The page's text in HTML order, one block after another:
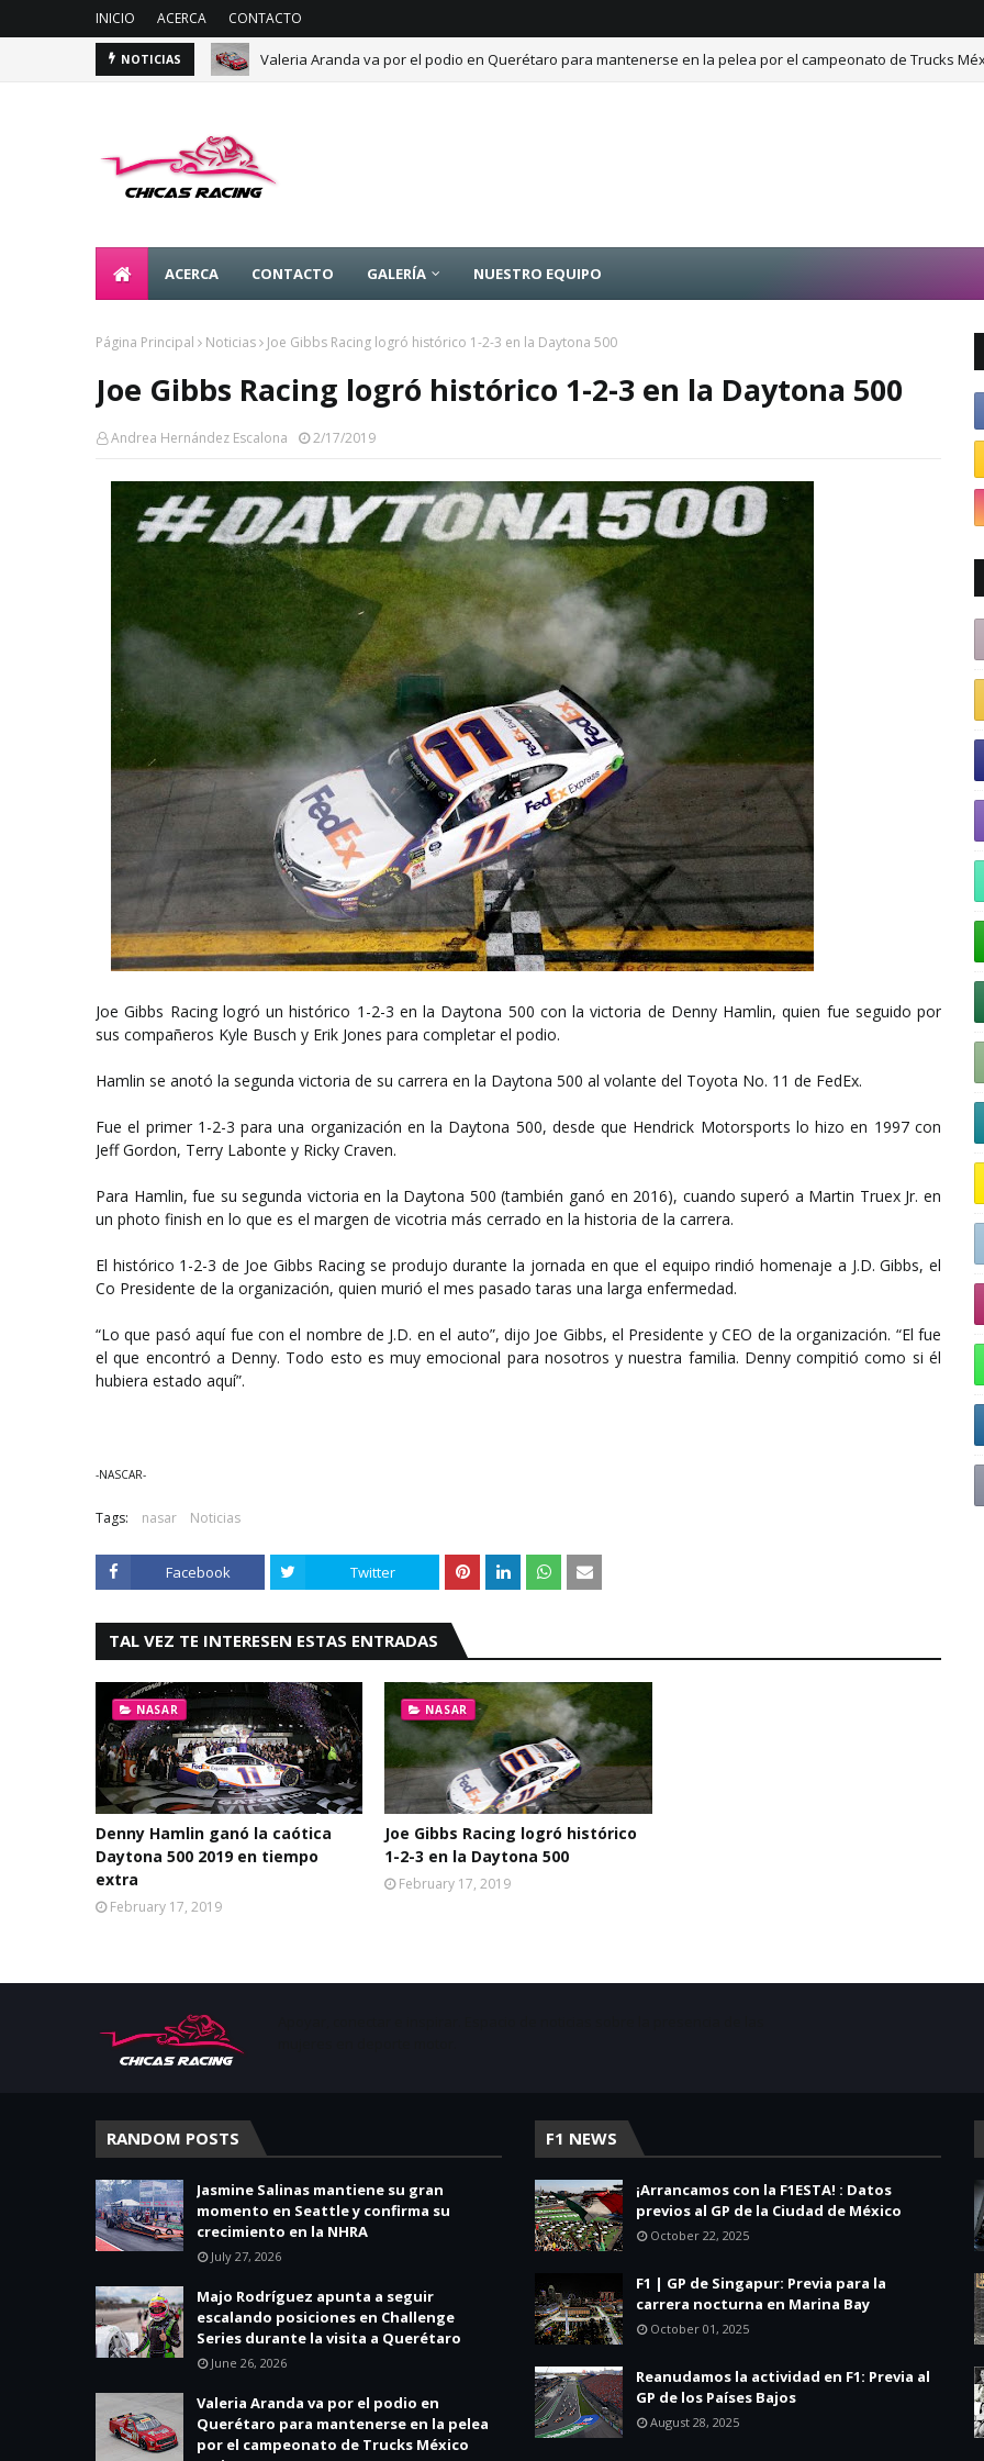
INICIO ACERCA CONTACTO
NOTICIAS Valeria Aranda va por el podio en Querétaro para mantenerse en la pelea por el campeonato de Trucks
ACERCA CONTACTO GALERÍA NUESTRO EQUIPO
Página Principal Noticias Joe Gibbs Racing logró histórico 1-2-3 en la Daytona 500
Joe Gibbs Racing logró histórico 1-2-3 en la Daytona 500
Andrea Hernández Escalona 2/17/2019
Joe Gibbs Racing logró un histórico 1-2-3 en la Daytona 500 con la victoria de Denny Hamlin, quien fue seguido por
sus compañeros Kyle Busch y Erik Jones para completar el podio.
Hamlin se anotó la segunda victoria de su carrera en la Daytona 500 al volante del Toyota No. 11 de FedEx.
Fue el primer 1-2-3 para una organización en la Daytona 500, desde que Hendrick Motorsports lo hizo en 1997 con
Jeff Gordon, Terry Labonte y Ricky Craven.
Para Hamlin, fue su segunda victoria en la Daytona 500 (también ganó en 2016), cuando superó a Martin Truex Jr. en
un photo finish en lo que es el margen de vicotria más cerrado en la historia de la carrera.
El histórico 1-2-3 de Joe Gibbs Racing se produjo durante la jornada en que el equipo rindió homenaje a J.D. Gibbs, el
Co Presidente de la organización, quien murió el mes pasado taras una larga enfermedad.
“Lo que pasó aquí fue con el nombre de J.D. en el auto”, dijo Joe Gibbs, el Presidente y CEO de la organización. “El fue
el que encontró a Denny. Todo esto es muy emocional para nosotros y nuestra familia. Denny compitió como si él
hubiera estado aquí”.
-NASCAR-
Tags: nasar Noticias
Facebook Twitter
TAL VEZ TE INTERESEN ESTAS ENTRADAS
NASAR
Denny Hamlin ganó la caótica
Daytona 500 2019 en tiempo
extra
February 17, 2019
NASAR
Joe Gibbs Racing logró histórico
1-2-3 en la Daytona 500
February 17, 2019
RANDOM POSTS
Jasmine Salinas mantiene su gran
momento en Seattle y confirma su
crecimiento en la NHRA
July 27, 2026
Majo Rodríguez apunta a seguir
escalando posiciones en Challenge
Series durante la visita a Querétaro
June 26, 2026
Valeria Aranda va por el podio en
Querétaro para mantenerse en la pelea
por el campeonato de Trucks México
F1 NEWS
¡Arrancamos con la F1ESTA! : Datos
previos al GP de la Ciudad de México
October 22, 2025
F1 | GP de Singapur: Previa para la
carrera nocturna en Marina Bay
October 01, 2025
Reanudamos la actividad en F1: Previa al
GP de los Países Bajos
August 28, 2025